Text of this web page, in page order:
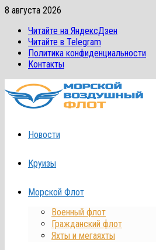
Перейти
содержимому
8 августа 2026
Читайте на ЯндексДзен
Читайте в Telegram
Политика конфиденциальности
Контакты
Новости
Круизы
Морской Флот
Военный флот
Гражданский флот
Яхты и мегаяхты